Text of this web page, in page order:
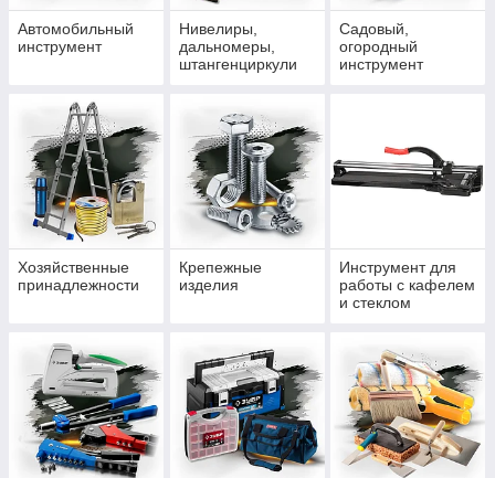
Автомобильный
инструмент
Нивелиры,
дальномеры,
штангенциркули
Садовый,
огородный
инструмент
Хозяйственные
принадлежности
Крепежные
изделия
Инструмент для
работы с кафелем
и стеклом